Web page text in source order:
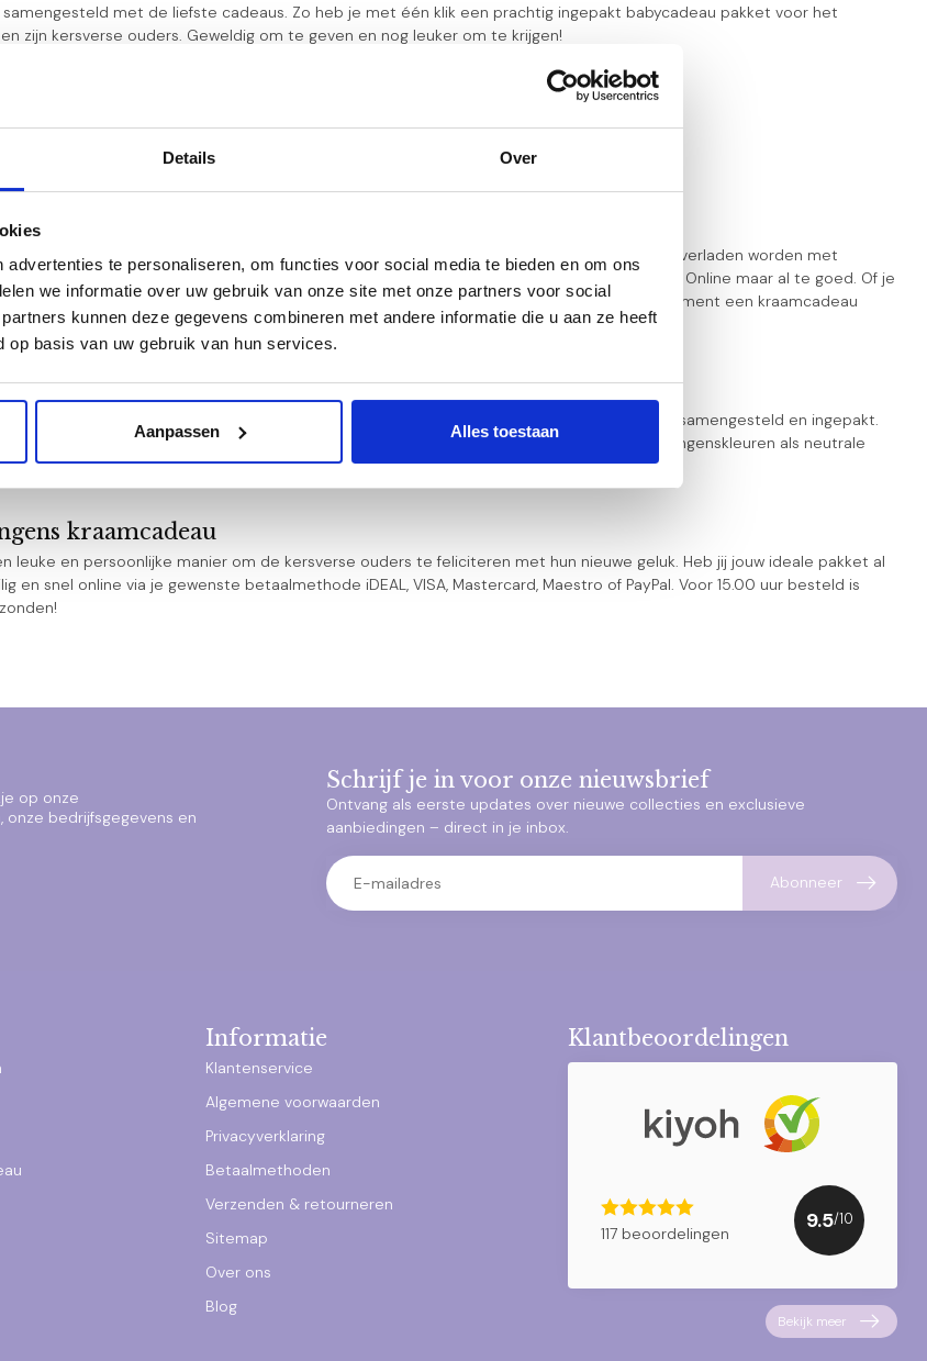
Details Over
te personaliseren, om functies voor social media te bieden en om ons
we informatie over uw gebruik van onze site met onze partners voor social
kunnen deze gegevens combineren met andere informatie die u aan ze heeft
basis van uw gebruik van hun services.
Aanpassen Alles toestaan
samengesteld met de liefste cadeaus. Zo heb je met één klik een prachtig ingepakt babycadeau pakket voor het
zijn kersverse ouders. Geweldig om te geven en nog leuker om te krijgen!
uitgezocht en ingepakt
jongen!
kleintje hoort natuurlijk een origineel kraamcadeau. Omdat de kersverse ouders vaak al overladen worden met
vinden van een geschikt cadeau niet altijd even makkelijk. Dat begrijpen we bij Kraamcadeau Online maar al te goed. Of je
kraamcadeau voor je zus, dochter, vriendin of collega, je vindt in ons gevarieerde assortiment een kraamcadeau
en iedere stijl.
pakketten is dat ze zowel leuk zijn voor het kleintje, als voor de papa en mama!
stoer jongensblauw
is voorzien van de meest leuke en originele kraamgeschenken voor jongens, met zorg samengesteld en ingepakt.
eigentijdse, trendy producten van een hoge kwaliteit en is verkrijgbaar in zowel stoere jongenskleuren als neutrale
met topmerken zoals Happy Horse, Jellycat, Nijntje en Little Dutch.
kraamcadeau
leuke en persoonlijke manier om de kersverse ouders te feliciteren met hun nieuwe geluk. Heb jij jouw ideale pakket al
en snel online via je gewenste betaalmethode iDEAL, VISA, Mastercard, Maestro of PayPal. Voor 15.00 uur besteld is
op onze
onze bedrijfsgegevens en
Schrijf je in voor onze nieuwsbrief
Ontvang als eerste updates over nieuwe collecties en exclusieve
aanbiedingen – direct in je inbox.
Abonneer
Informatie
Klantenservice
Algemene voorwaarden
Privacyverklaring
Betaalmethoden
Verzenden & retourneren
Sitemap
Over ons
Blog
Klantbeoordelingen
117 beoordelingen
9.5/10
Bekijk meer